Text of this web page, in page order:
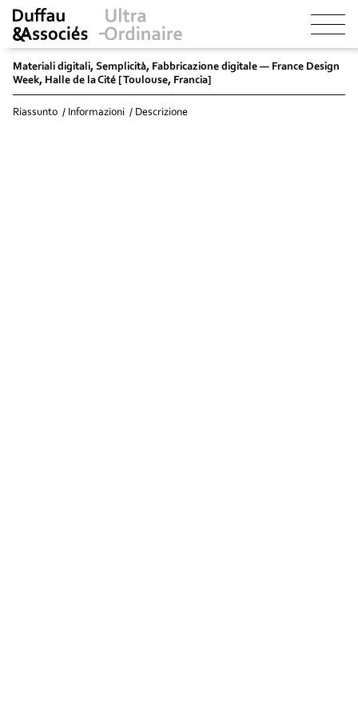
Materiali digitali, Semplicità, Fabbricazione digitale — France Design
Week, Halle de la Cité [ Toulouse, Francia]
Riassunto Informazioni Descrizione